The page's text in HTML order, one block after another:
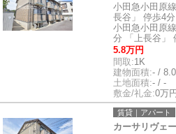
小田急小田原
長谷」 停歩4分
小田急小田原
分 「上長谷」
5.8万円
間取:1K
建物面積:- /
土地面積:- / -
敷金/礼金:0万
賃貸｜アパート
カーサリヴェ